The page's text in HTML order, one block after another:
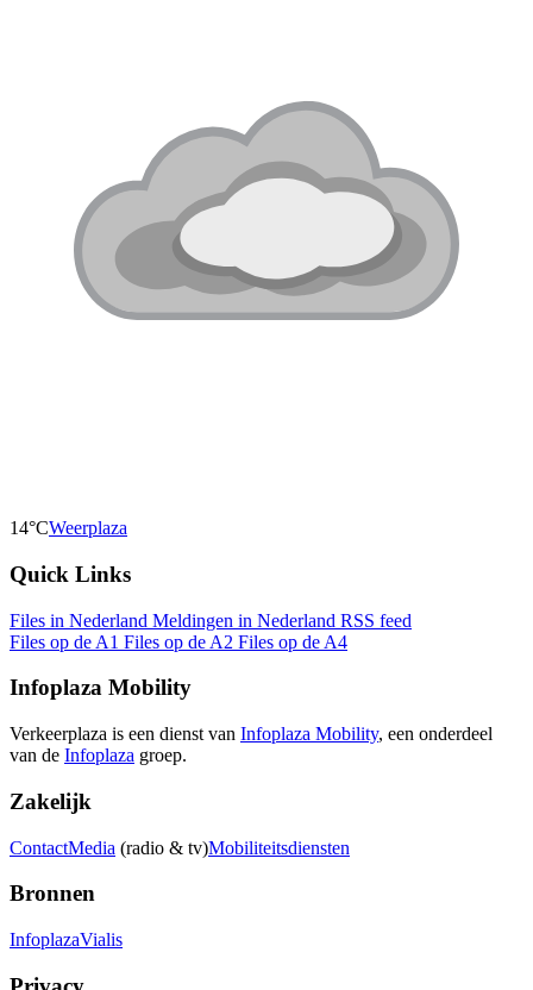
14°CWeerplaza
Quick Links
Files in Nederland Meldingen in Nederland RSS feed
Files op de A1 Files op de A2 Files op de A4
Infoplaza Mobility
Verkeerplaza is een dienst van Infoplaza Mobility, een onderdeel
van de Infoplaza groep.
Zakelijk
ContactMedia (radio & tv)Mobiliteitsdiensten
Bronnen
InfoplazaVialis